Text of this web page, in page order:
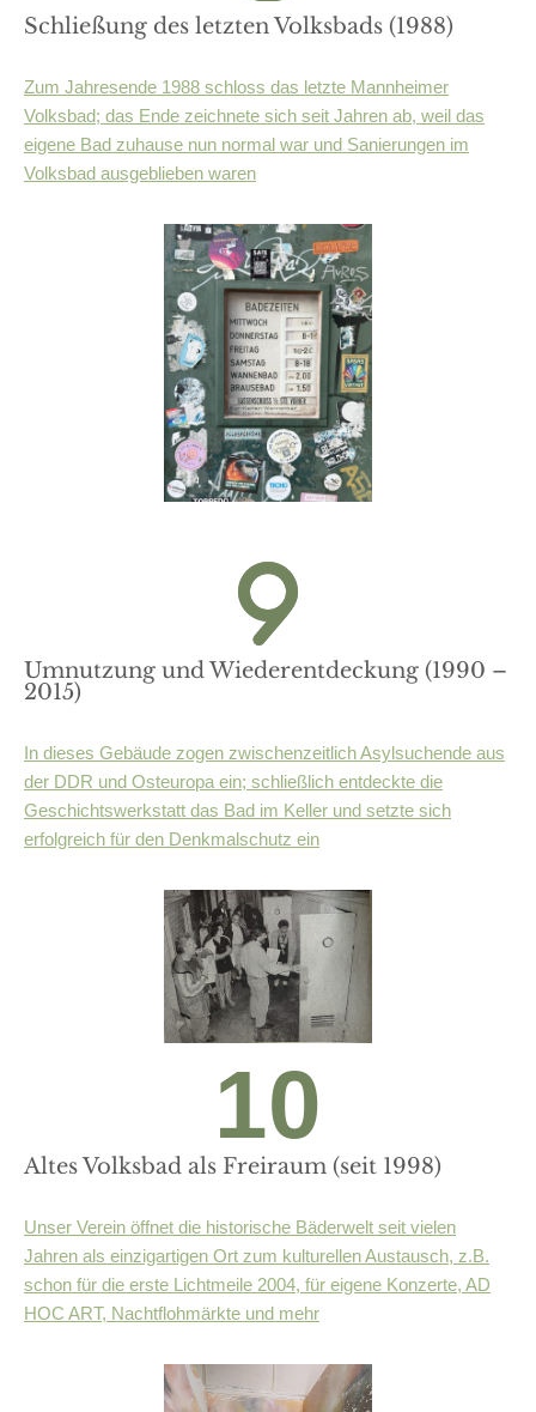
Schließung des letzten Volksbads (1988)
Zum Jahresende 1988 schloss das letzte Mannheimer
Volksbad; das Ende zeichnete sich seit Jahren ab, weil das
eigene Bad zuhause nun normal war und Sanierungen im
Volksbad ausgeblieben waren
Umnutzung und Wiederentdeckung (1990 –
2015)
In dieses Gebäude zogen zwischenzeitlich Asylsuchende aus
der DDR und Osteuropa ein; schließlich entdeckte die
Geschichtswerkstatt das Bad im Keller und setzte sich
erfolgreich für den Denkmalschutz ein
10
Altes Volksbad als Freiraum (seit 1998)
Unser Verein öffnet die historische Bäderwelt seit vielen
Jahren als einzigartigen Ort zum kulturellen Austausch, z.B.
schon für die erste Lichtmeile 2004, für eigene Konzerte, AD
HOC ART, Nachtflohmärkte und mehr